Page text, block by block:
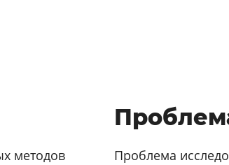
методов
Проблема